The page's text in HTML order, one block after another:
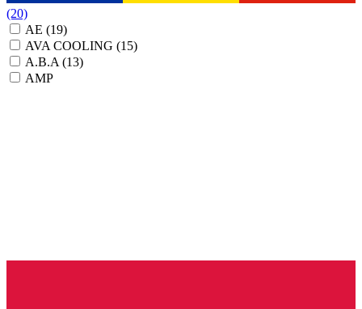
(20)
AE (19)
AVA COOLING (15)
A.B.A (13)
AMP